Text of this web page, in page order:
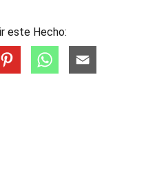
este Hecho: